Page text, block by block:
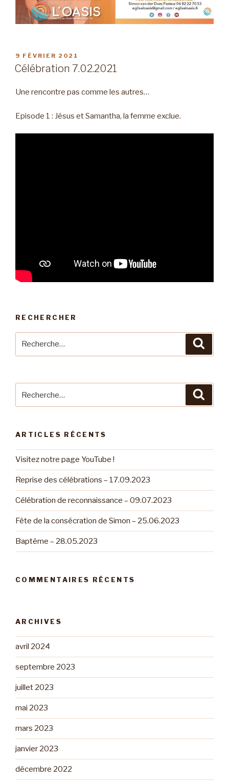
PUBLIÉ
LE
9 FÉVRIER 2021
Célébration 7.02.2021
Une rencontre pas comme les autres…
Episode 1 : Jésus et Samantha, la femme exclue.
RECHERCHER
ARTICLES RÉCENTS
Visitez notre page YouTube !
Reprise des célébrations – 17.09.2023
Célébration de reconnaissance – 09.07.2023
Fête de la consécration de Simon – 25.06.2023
Baptême – 28.05.2023
COMMENTAIRES RÉCENTS
ARCHIVES
avril 2024
septembre 2023
juillet 2023
mai 2023
mars 2023
janvier 2023
décembre 2022